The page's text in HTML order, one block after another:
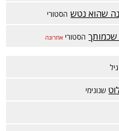
שהוא נטש הסטורי
שכמותך הסטורי אחרונה
שנונימי